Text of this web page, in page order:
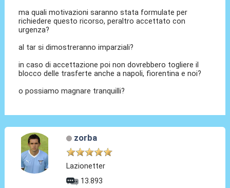
ma quali motivazioni saranno stata formulate per
richiedere questo ricorso, peraltro accettato con
urgenza?
al tar si dimostreranno imparziali?
in caso di accettazione poi non dovrebbero togliere il
blocco delle trasferte anche a napoli, fiorentina e noi?
o possiamo magnare tranquilli?
zorba
Lazionetter
13.893